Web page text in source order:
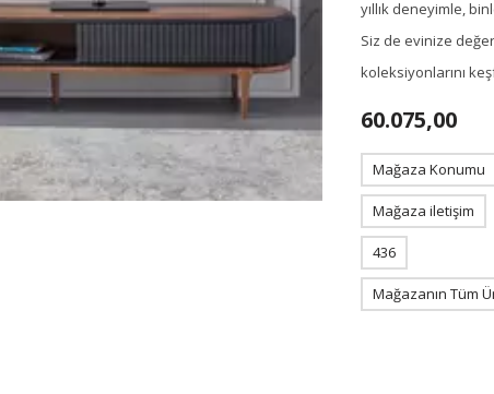
yıllık deneyimle,
Siz de evinize
koleksiyonlarını
60.075,00
Mağaza Konumu
Mağaza iletişim
436
Mağazanın Tüm